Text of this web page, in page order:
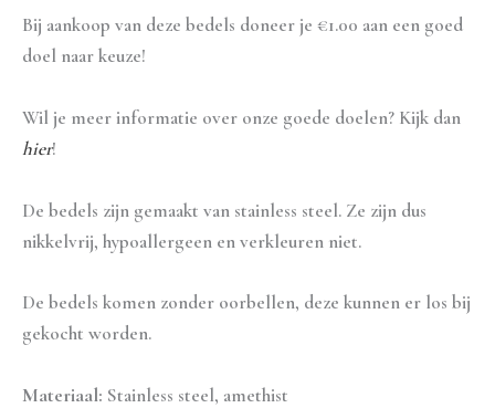
Bij aankoop van deze bedels doneer je €1.00 aan een goed
doel naar keuze!
Wil je meer informatie over onze goede doelen? Kijk dan
hier!
De bedels zijn gemaakt van stainless steel. Ze zijn dus
nikkelvrij, hypoallergeen en verkleuren niet.
De bedels komen zonder oorbellen, deze kunnen er los bij
gekocht worden.
Materiaal: Stainless steel, amethist